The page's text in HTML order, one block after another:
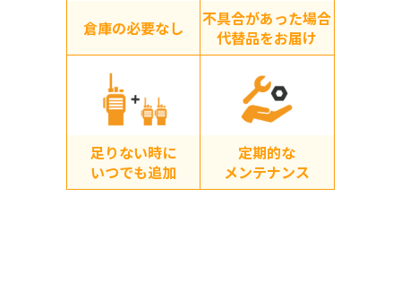
倉庫の必要なし
不具合があった場合
代替品をお届け
足りない時に
いつでも追加
定期的な
メンテナンス